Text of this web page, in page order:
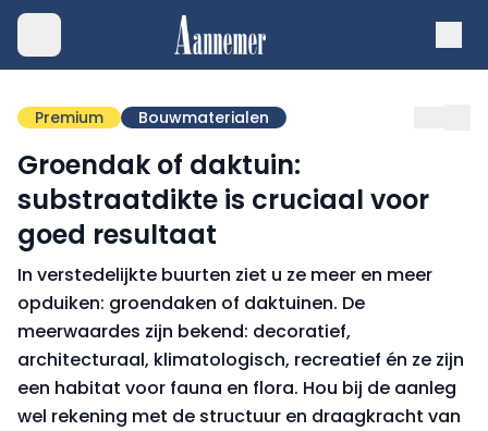
Premium Bouwmaterialen
Groendak of daktuin:
substraatdikte is cruciaal voor
goed resultaat
In verstedelijkte buurten ziet u ze meer en meer
opduiken: groendaken of daktuinen. De
meerwaardes zijn bekend: decoratief,
architecturaal, klimatologisch, recreatief én ze zijn
een habitat voor fauna en flora. Hou bij de aanleg
wel rekening met de structuur en draagkracht van